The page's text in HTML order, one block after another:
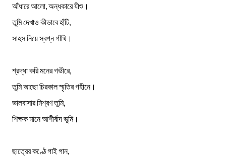
আঁধারে আলো, অন্ধকারে যীশু।
তুমি দেখাও কীভাবে হাঁটি,
সাহস নিয়ে স্বপ্ন গাঁথি।
শ্রদ্ধা করি মনের গভীরে,
তুমি আছো চিরকাল স্মৃতির গহীনে।
ভালবাসার মিশ্রণ তুমি,
শিক্ষক মানে আশীর্বাদ ভূমি।
ছাত্রের কণ্ঠে গাই গান,